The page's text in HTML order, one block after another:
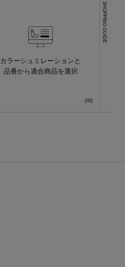
カラーシュミレーションと
品番から適合商品を選択
SHOPPING GUIDE